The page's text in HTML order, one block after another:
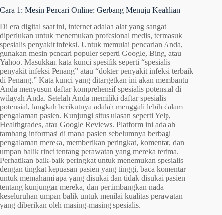
Cara 1: Mesin Pencari Online: Gerbang Menuju Keahlian
Di era digital saat ini, internet adalah alat yang sangat
diperlukan untuk menemukan profesional medis, termasuk
spesialis penyakit infeksi. Untuk memulai pencarian Anda,
gunakan mesin pencari populer seperti Google, Bing, atau
Yahoo. Masukkan kata kunci spesifik seperti “spesialis
penyakit infeksi Penang” atau “dokter penyakit infeksi terbaik
di Penang.” Kata kunci yang ditargetkan ini akan membantu
Anda menyusun daftar komprehensif spesialis potensial di
wilayah Anda. Setelah Anda memiliki daftar spesialis
potensial, langkah berikutnya adalah menggali lebih dalam
pengalaman pasien. Kunjungi situs ulasan seperti Yelp,
Healthgrades, atau Google Reviews. Platform ini adalah
tambang informasi di mana pasien sebelumnya berbagi
pengalaman mereka, memberikan peringkat, komentar, dan
umpan balik rinci tentang perawatan yang mereka terima.
Perhatikan baik-baik peringkat untuk menemukan spesialis
dengan tingkat kepuasan pasien yang tinggi, baca komentar
untuk memahami apa yang disukai dan tidak disukai pasien
tentang kunjungan mereka, dan pertimbangkan nada
keseluruhan umpan balik untuk menilai kualitas perawatan
yang diberikan oleh masing-masing spesialis.